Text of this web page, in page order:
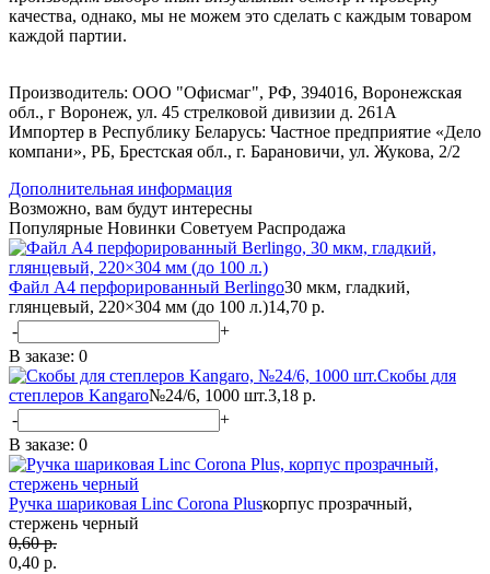
качества, однако, мы не можем это сделать с каждым товаром
каждой партии.
Производитель: ООО "Офисмаг", РФ, 394016, Воронежская
обл., г Воронеж, ул. 45 стрелковой дивизии д. 261А
Импортер в Республику Беларусь: Частное предприятие «Дело
компани», РБ, Брестская обл., г. Барановичи, ул. Жукова, 2/2
Дополнительная информация
Возможно, вам будут интересны
Популярные Новинки Советуем Распродажа
Файл А4 перфорированный Berlingo30 мкм, гладкий,
глянцевый, 220×304 мм (до 100 л.)14,70 р.
-
+
В заказе: 0
Скобы для
степлеров Kangaro№24/6, 1000 шт.3,18 р.
-
+
В заказе: 0
Ручка шариковая Linc Corona Plusкорпус прозрачный,
стержень черный
0,60 р.
0,40 p.